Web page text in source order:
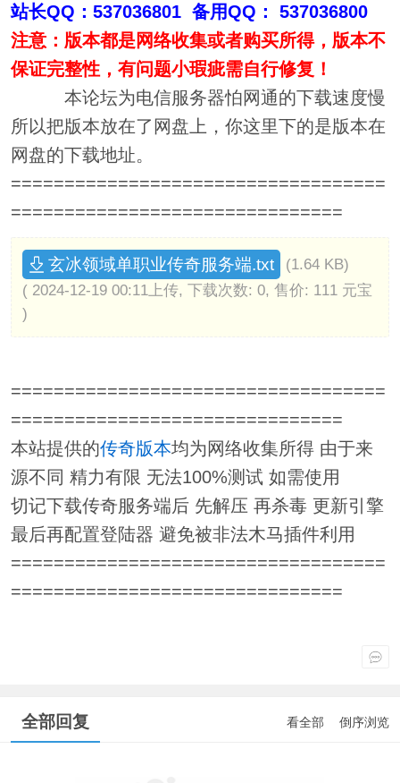
站长QQ：537036801 备用QQ： 537036800
注意：版本都是网络收集或者购买所得，版本不
保证完整性，有问题小瑕疵需自行修复！
本论坛为电信服务器怕网通的下载速度慢
所以把版本放在了网盘上，你这里下的是版本在
网盘的下载地址。
===================================
===============================
玄冰领域单职业传奇服务端.txt
(1.64 KB)
( 2024-12-19 00:11上传, 下载次数: 0, 售价: 111 元宝
)
===================================
===============================
本站提供的传奇版本均为网络收集所得 由于来
源不同 精力有限 无法100%测试 如需使用
切记下载传奇服务端后 先解压 再杀毒 更新引擎
最后再配置登陆器 避免被非法木马插件利用
===================================
===============================
全部回复 看全部 倒序浏览